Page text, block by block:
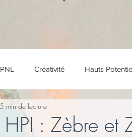
PNL Créativité Hauts
Performance
: Zèbre et
5 min de lecture